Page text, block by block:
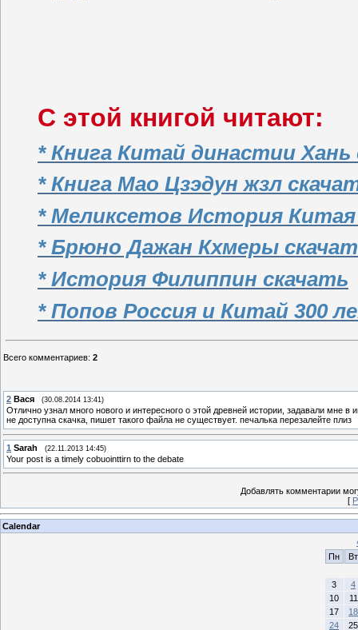
С этой книгой читают:
* Книга Китай династии Хань
* Книга Мао Цзэдун жзл
* Меликсетов История Китая
* Брюно Дажан Кхмеры
* История Филиппин скачать
* Попов Россия и Китай 300
Всего комментариев: 2
2 Вася (30.08.2014 13:41)
Отлично узнал много нового и интересного о этой древней истории, задавали мне
не доступна скачка, пишет такого файла не существует. печалька перезалейте плиз
1 Sarah (22.11.2013 14:45)
Your post is a timely cobuointtirn to the debate
Добавлять комментарии
[
Calendar
Пн
Вт
3
4
10
11
17
18
24
25